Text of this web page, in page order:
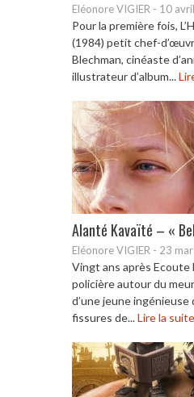
Eléonore VIGIER - 10
Pour la première fois,
(1984) petit chef-
Blechman, cinéaste
illustrateur d’album...
Alanté Kavaïté – «
Eléonore VIGIER - 23
Vingt ans après
policière autour du
d’une jeune ingénieuse
fissures de...Lire la suite